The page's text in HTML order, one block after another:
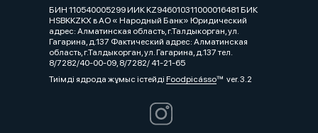
БИН 110540005299 ИИК KZ946010311000016481 БИК
HSBKKZKX в АО « Народный Банк» Юридический
адрес: Алматинская область, г.Талдыкорган, ул.
Гагарина, д.137 Фактический адрес: Алматинская
область, г.Талдыкорган, ул. Гагарина, д.137 тел.
8/7282/40-00-09, 8/7282/ 41-21-65
Тиімді ядрода жұмыс істейді Foodpicássover. 3.2